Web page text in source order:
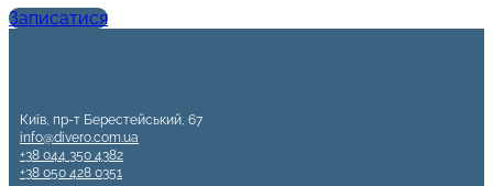
Записатися
Київ, пр-т Берестейський, 67
info@divero.com.ua
+38 044 350 4382
+38 050 428 0351